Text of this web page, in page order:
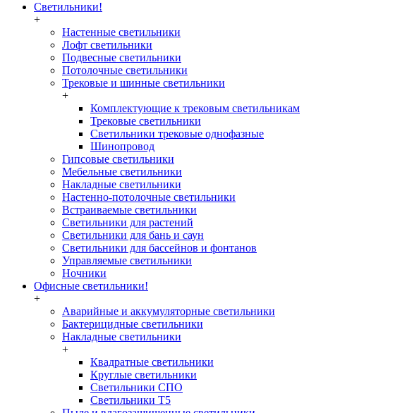
Светильники!
+
Настенные светильники
Лофт светильники
Подвесные светильники
Потолочные светильники
Трековые и шинные светильники
+
Комплектующие к трековым светильникам
Трековые светильники
Светильники трековые однофазные
Шинопровод
Гипсовые светильники
Мебельные светильники
Накладные светильники
Настенно-потолочные светильники
Встраиваемые светильники
Светильники для растений
Светильники для бань и саун
Светильники для бассейнов и фонтанов
Управляемые светильники
Ночники
Офисные светильники!
+
Аварийные и аккумуляторные светильники
Бактерицидные светильники
Накладные светильники
+
Квадратные светильники
Круглые светильники
Светильники СПО
Светильники Т5